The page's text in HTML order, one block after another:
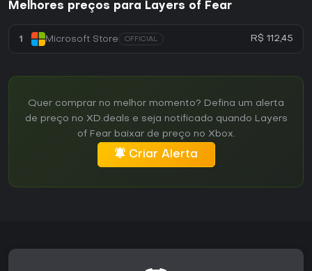
Melhores preços para Layers of Fear
1 Microsoft Store OFFICIAL R$ 112,45
Quer comprar no melhor momento? Defina um alerta
de preço no XD.deals e seja notificado quando Layers
of Fear baixar de preço no Xbox.
Criar Alerta